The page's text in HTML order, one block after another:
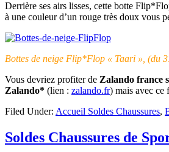
Derrière ses airs lisses, cette botte
à une couleur d’un rouge très doux vous
Bottes de neige Flip*Flop « Taari », (du
Vous devriez profiter de Zalando france
Zalando* (lien : zalando.fr) mais avec ce
Filed Under: Accueil Soldes Chaussures,
Soldes Chaussures de